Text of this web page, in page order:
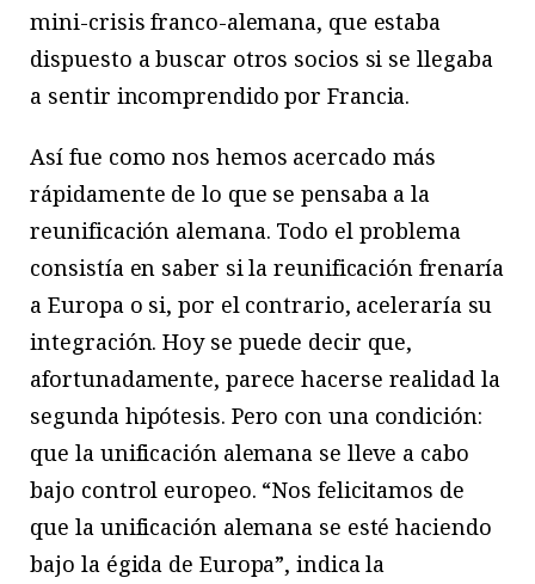
mini-crisis franco-alemana, que estaba
dispuesto a buscar otros socios si se llegaba
a sentir incomprendido por Francia.
Así fue como nos hemos acercado más
rápidamente de lo que se pensaba a la
reunificación alemana. Todo el problema
consistía en saber si la reunificación frenaría
a Europa o si, por el contrario, aceleraría su
integración. Hoy se puede decir que,
afortunadamente, parece hacerse realidad la
segunda hipótesis. Pero con una condición:
que la unificación alemana se lleve a cabo
bajo control europeo. “Nos felicitamos de
que la unificación alemana se esté haciendo
bajo la égida de Europa”, indica la